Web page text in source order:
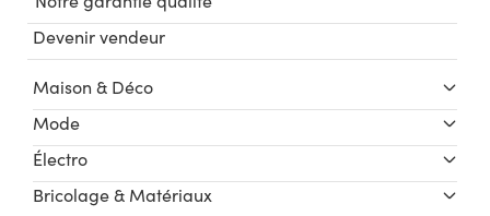
Devenir vendeur
Maison & Déco
Mode
Électro
Bricolage & Matériaux